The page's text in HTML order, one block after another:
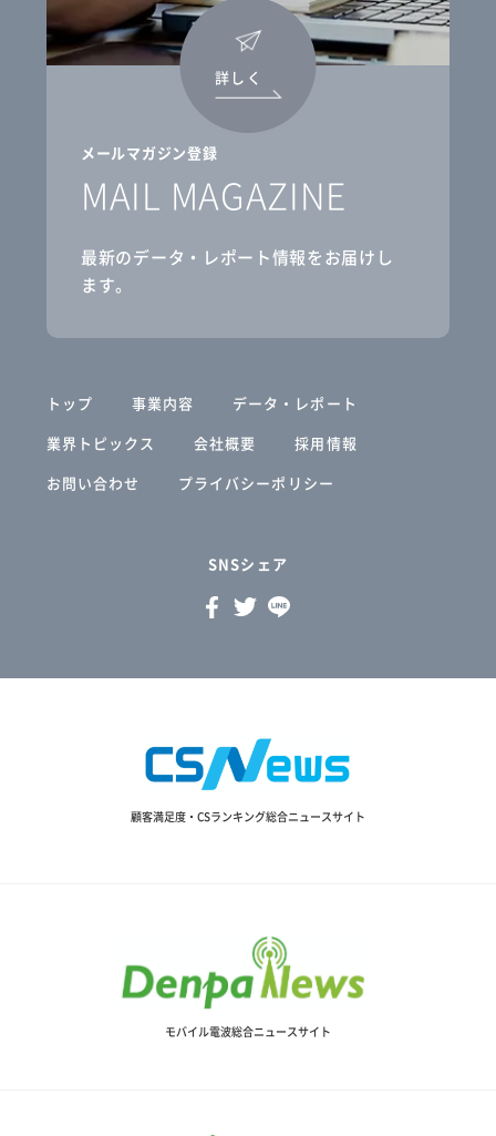
メールマガジン登録
MAIL MAGAZINE
最新のデータ・レポート情報をお届けし
ます。
詳しく
トップ 事業内容
データ・レポート
業界トピックス
会社概要
採用情報
お問い合わせ
プライバシーポリシー
SNSシェア
顧客満足度・CSランキング総合ニュースサイト
モバイル電波総合ニュースサイト